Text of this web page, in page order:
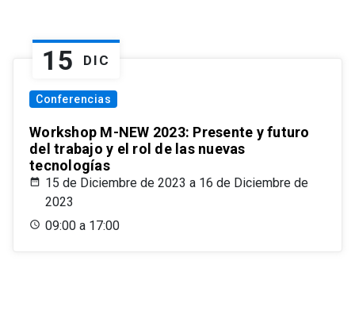
15 DIC
Conferencias
Workshop M-NEW 2023: Presente y futuro
del trabajo y el rol de las nuevas
tecnologías
15 de Diciembre de 2023 a 16 de Diciembre de
2023
09:00 a 17:00